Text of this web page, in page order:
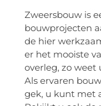
Zweersbouw is
bouwprojecten
de hier
er het mooiste
overleg, zo
Als ervaren
gek, u kunt met